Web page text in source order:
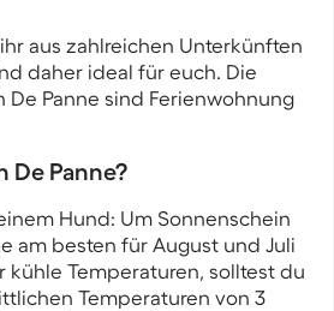
aus zahlreichen Unterkünften
daher ideal für euch. Die
Panne sind Ferienwohnung
De Panne?
Hund: Um Sonnenschein
am besten für August und Juli
Temperaturen, solltest du
Temperaturen von 3